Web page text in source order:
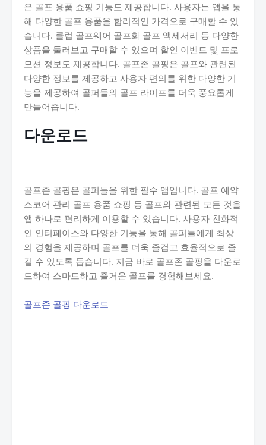
은 골프 용품 쇼핑 기능도 제공합니다. 사용자는 앱을 통
해 다양한 골프 용품을 합리적인 가격으로 구매할 수 있
습니다. 클럽 골프웨어 골프화 골프 액세서리 등 다양한
상품을 둘러보고 구매할 수 있으며 할인 이벤트 및 프로
모션 정보도 제공합니다. 골프존 골핑은 골프와 관련된
다양한 정보를 제공하고 사용자 편의를 위한 다양한 기
능을 제공하여 골퍼들의 골프 라이프를 더욱 풍요롭게
만들어줍니다.
다운로드
골프존 골핑은 골퍼들을 위한 필수 앱입니다. 골프 예약
스코어 관리 골프 용품 쇼핑 등 골프와 관련된 모든 것을
앱 하나로 편리하게 이용할 수 있습니다. 사용자 친화적
인 인터페이스와 다양한 기능을 통해 골퍼들에게 최상
의 경험을 제공하며 골프를 더욱 즐겁고 효율적으로 즐
길 수 있도록 돕습니다. 지금 바로 골프존 골핑을 다운로
드하여 스마트하고 즐거운 골프를 경험해보세요.
골프존 골핑 다운로드